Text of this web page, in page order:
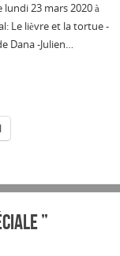
23 mars 2020 à
Le lièvre et la tortue -
Dana -Julien…
”